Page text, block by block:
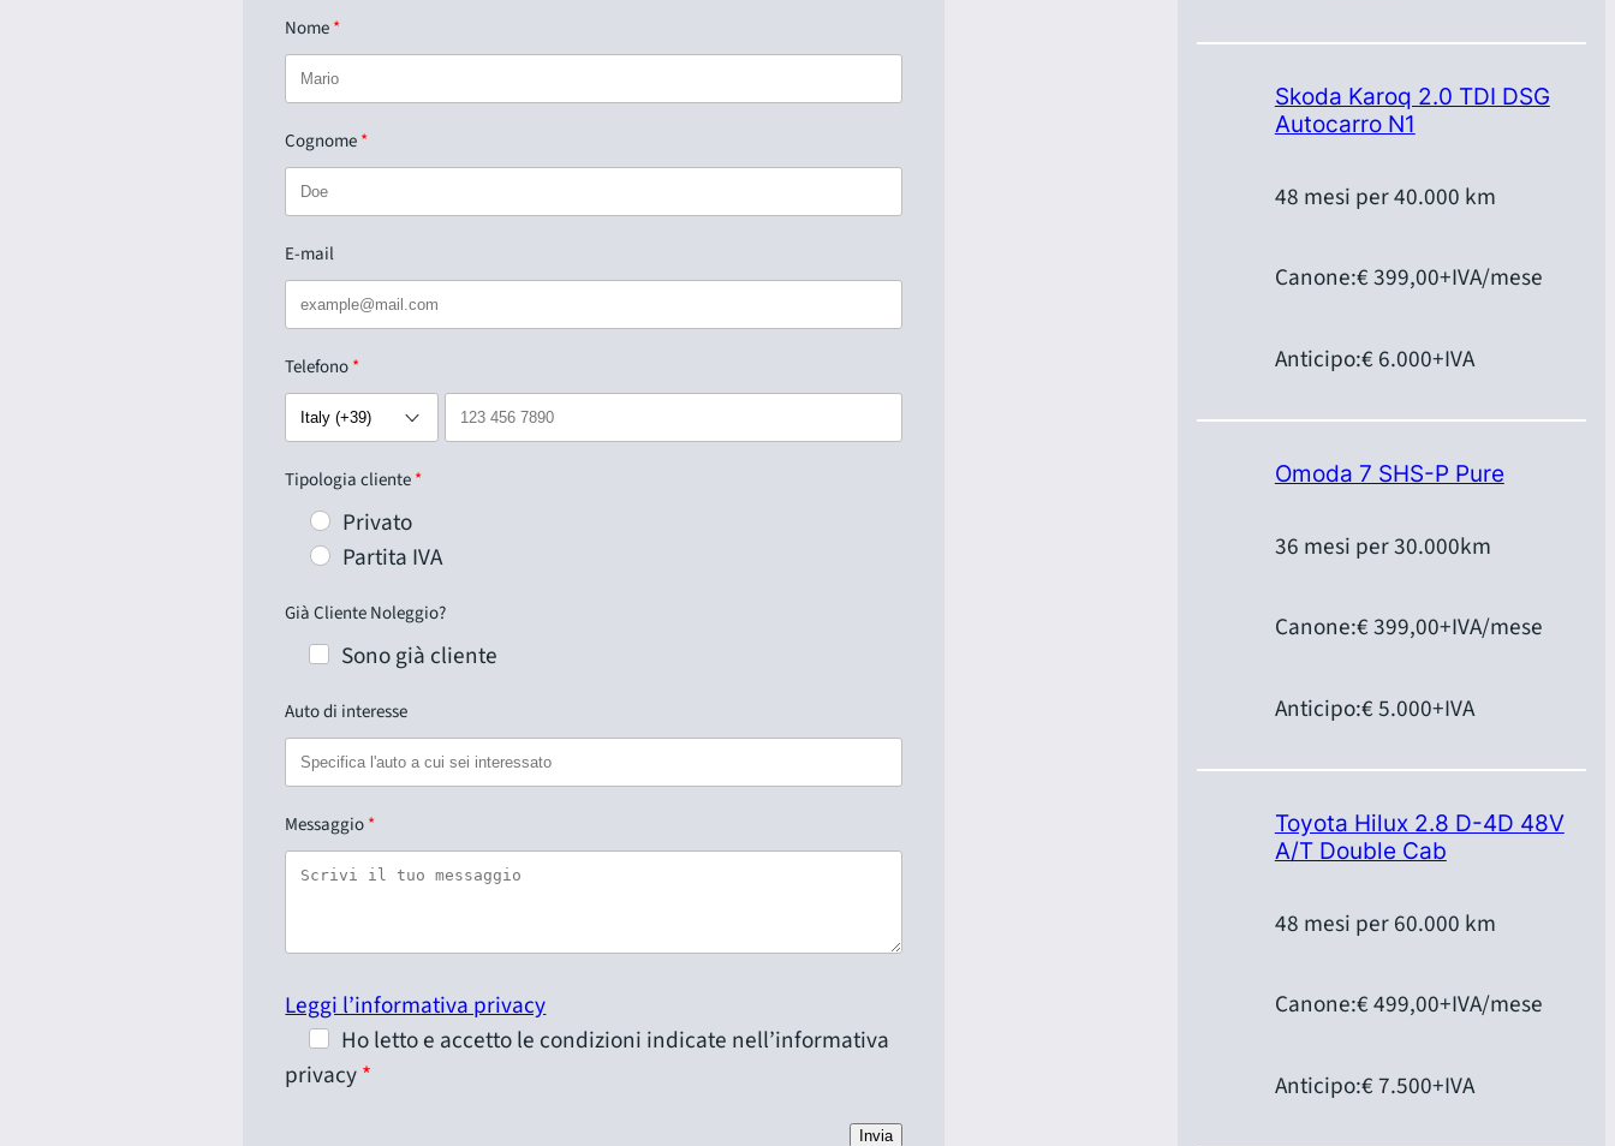
Nome
Cognome
E-mail
Telefono
Tipologia cliente
Privato
Partita IVA
Già Cliente Noleggio?
Sono già cliente
Auto di interesse
Messaggio
Leggi l’informativa privacy
Ho letto e accetto le condizioni indicate nell’informativa
privacy
Invia
Skoda Karoq 2.0 TDI DSG
Autocarro N1
48 mesi per 40.000 km
Canone:€ 399,00+IVA/mese
Anticipo:€ 6.000+IVA
Omoda 7 SHS-P Pure
36 mesi per 30.000km
Canone:€ 399,00+IVA/mese
Anticipo:€ 5.000+IVA
Toyota Hilux 2.8 D-4D 48V
A/T Double Cab
48 mesi per 60.000 km
Canone:€ 499,00+IVA/mese
Anticipo:€ 7.500+IVA